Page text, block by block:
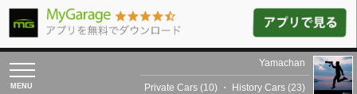
toggle
navigation
Yamachan
Private Cars (10) ・ History Cars (23)